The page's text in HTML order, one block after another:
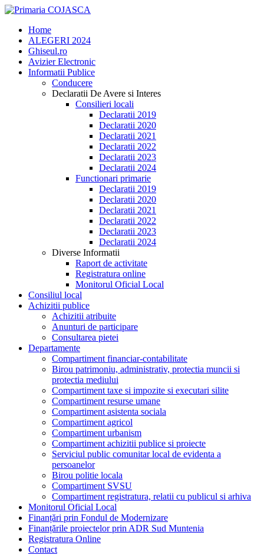
Home
ALEGERI 2024
Ghiseul.ro
Avizier Electronic
Informatii Publice
Conducere
Declaratii De Avere si Interes
Consilieri locali
Declaratii 2019
Declaratii 2020
Declaratii 2021
Declaratii 2022
Declaratii 2023
Declaratii 2024
Functionari primarie
Declaratii 2019
Declaratii 2020
Declaratii 2021
Declaratii 2022
Declaratii 2023
Declaratii 2024
Diverse Informatii
Raport de activitate
Registratura online
Monitorul Oficial Local
Consiliul local
Achizitii publice
Achizitii atribuite
Anunturi de participare
Consultarea pietei
Departamente
Compartiment financiar-contabilitate
Birou patrimoniu, administrativ, protectia muncii si
protectia mediului
Compartiment taxe si impozite si executari silite
Compartiment resurse umane
Compartiment asistenta sociala
Compartiment agricol
Compartiment urbanism
Compartiment achizitii publice si proiecte
Serviciul public comunitar local de evidenta a
persoanelor
Birou politie locala
Compartiment SVSU
Compartiment registratura, relatii cu publicul si arhiva
Monitorul Oficial Local
Finanțări prin Fondul de Modernizare
Finanțările proiectelor prin ADR Sud Muntenia
Registratura Online
Contact